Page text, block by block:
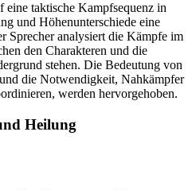
eine taktische Kampfsequenz in
und Höhenunterschiede eine
Sprecher analysiert die Kämpfe im
den Charakteren und die
stehen. Die Bedeutung von
die Notwendigkeit, Nahkämpfer
werden hervorgehoben.
Heilung